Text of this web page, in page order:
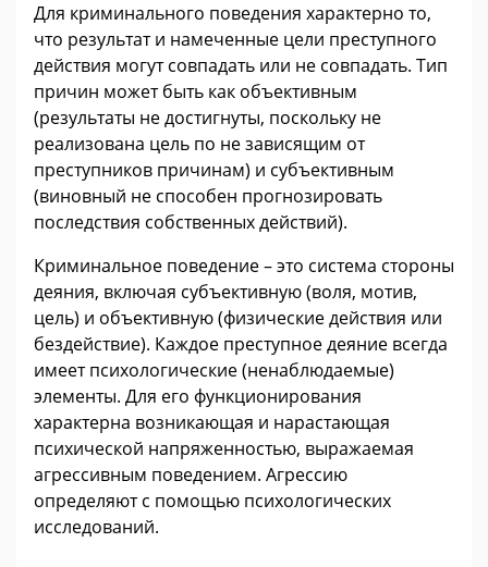
Для криминального поведения характерно то,
что результат и намеченные цели преступного
действия могут совпадать или не совпадать. Тип
причин может быть как объективным
(результаты не достигнуты, поскольку не
реализована цель по не зависящим от
преступников причинам) и субъективным
(виновный не способен прогнозировать
последствия собственных действий).
Криминальное поведение – это система стороны
деяния, включая субъективную (воля, мотив,
цель) и объективную (физические действия или
бездействие). Каждое преступное деяние всегда
имеет психологические (ненаблюдаемые)
элементы. Для его функционирования
характерна возникающая и нарастающая
психической напряженностью, выражаемая
агрессивным поведением. Агрессию
определяют с помощью психологических
исследований.